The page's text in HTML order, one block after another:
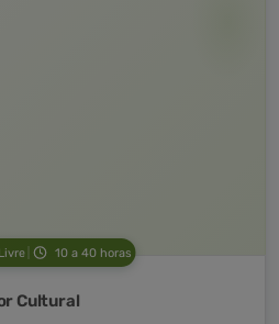
10 a 40 horas
Cultural